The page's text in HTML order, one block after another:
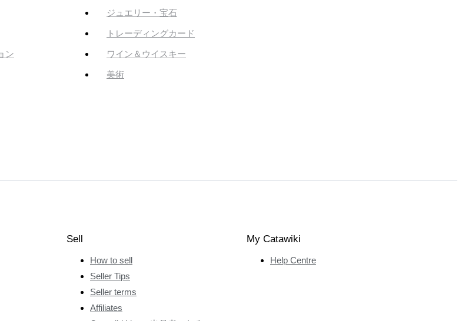
ジュエリー・宝石
トレーディングカード
ン ワイン＆ウイスキー
美術
Sell
How to sell
Seller Tips
Seller terms
Affiliates
My Catawiki
Help Centre